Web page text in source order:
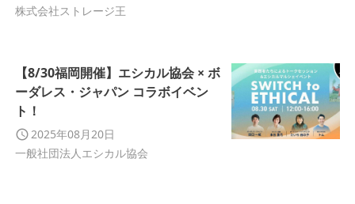
株式会社ストレージ王
【8/30福岡開催】エシカル協会 × ボ
ーダレス・ジャパン コラボイベン
ト！
2025年08月20日
一般社団法人エシカル協会